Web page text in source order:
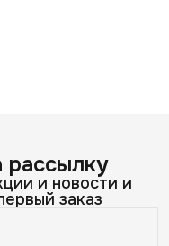
и новости и
заказ